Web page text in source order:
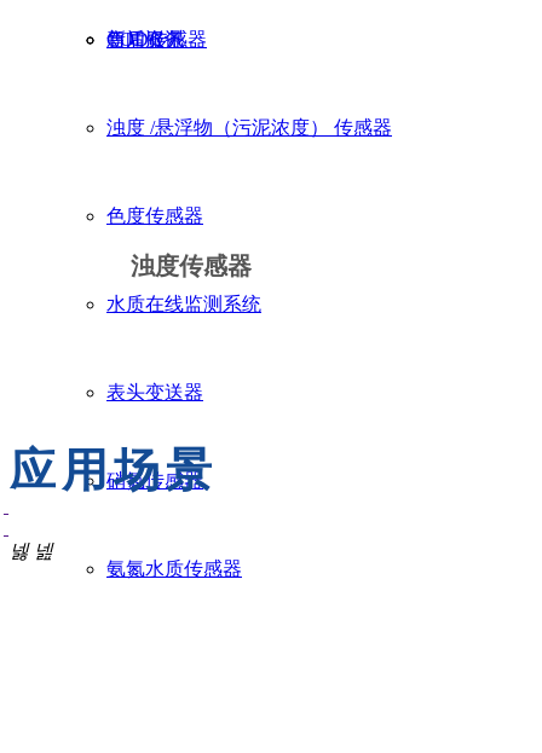
COD传感器
浊度 /悬浮物（污泥浓度） 传感器
色度传感器
水质在线监测系统
表头变送器
硝氮传感器
氨氮水质传感器
新闻资讯
售后服务
浊度传感器
应用场景
넳 넲